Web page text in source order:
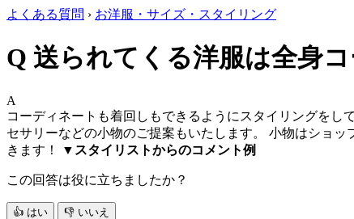
よくある質問 › お洋服・サイズ・スタイリング
Q 送られてくる洋服は全身
A
コーディネートも着回しもできるようにスタイリングを
セサリーなどの小物のご提案もいたします。 小物はショッ
きます！
▼スタイリストからのコメント例
この回答は役に立ちましたか？
👍 はい 👎 いいえ